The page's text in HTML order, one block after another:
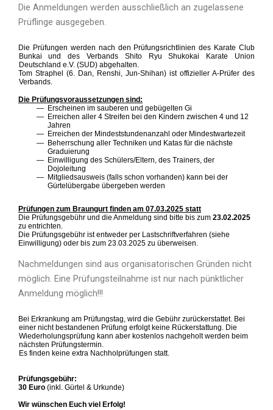
Die Anmeldungen werden ausschließlich an zugelassene
Prüflinge ausgegeben.
Die Prüfungen werden nach den Prüfungsrichtlinien des Karate Club
Bunkai und des Verbands Shito Ryu Shukokai Karate Union
Deutschland e.V. (SUD) abgehalten.
Tom Straphel (6. Dan, Renshi, Jun-Shihan) ist offizieller A-Prüfer des
Verbands.
Die Prüfungsvoraussetzungen sind:
Erscheinen im sauberen und gebügelten Gi
Erreichen aller 4 Streifen bei den Kindern zwischen 4 und 12
Jahren
Erreichen der Mindeststundenanzahl oder Mindestwartezeit
Beherrschung aller Techniken und Katas für die nächste
Graduierung
Einwilligung des Schülers/Eltern, des Trainers, der
Dojoleitung
Mitgliedsausweis (falls schon vorhanden) kann bei der
Gürtelübergabe übergeben werden
Prüfungen zum Braungurt finden am 07.03.2025 statt
Die Prüfungsgebühr und die Anmeldung sind bitte bis zum 23.02.2025
zu entrichten.
Die Prüfungsgebühr ist entweder per Lastschriftverfahren (siehe
Einwilligung) oder bis zum 23.03.2025 zu überweisen.
Nachmeldungen sind aus organisatorischen Gründen nicht
möglich. Eine Prüfungsteilnahme ist nur nach pünktlicher
Anmeldung möglich!!!
Bei Erkrankung am Prüfungstag, wird die Gebühr zurückerstattet. Bei
einer nicht bestandenen Prüfung erfolgt keine Rückerstattung. Die
Wiederholungsprüfung kann aber kostenlos nachgeholt werden beim
nächsten Prüfungstermin.
Es finden keine extra Nachholprüfungen statt.
Prüfungsgebühr:
30 Euro (inkl. Gürtel & Urkunde)
Wir wünschen Euch viel Erfolg!